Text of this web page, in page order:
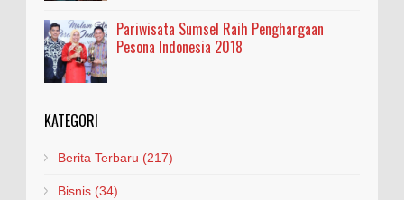
Pariwisata Sumsel Raih Penghargaan
Pesona Indonesia 2018
KATEGORI
Berita Terbaru (217)
Bisnis (34)